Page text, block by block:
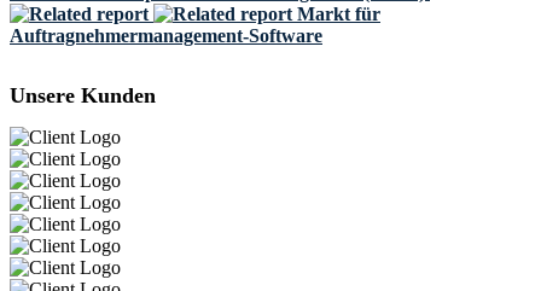
Markt für
Auftragnehmermanagement-Software
Unsere Kunden